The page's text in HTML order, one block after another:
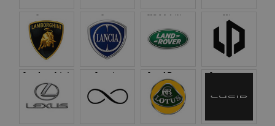
Jaguar Jeep KG Mobility Kia
Lamborghini Lancia Land Rover Leapmotor